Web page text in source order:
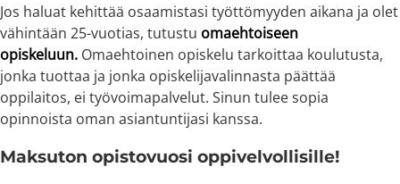
Jos haluat kehittää osaamistasi työttömyyden aikana ja olet
vähintään 25-vuotias, tutustu omaehtoiseen
opiskeluun. Omaehtoinen opiskelu tarkoittaa koulutusta,
jonka tuottaa ja jonka opiskelijavalinnasta päättää
oppilaitos, ei työvoimapalvelut. Sinun tulee sopia
opinnoista oman asiantuntijasi kanssa.
Maksuton opistovuosi oppivelvollisille!